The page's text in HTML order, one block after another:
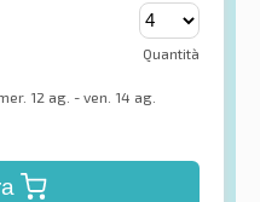
Quantità
12 ag. - ven. 14 ag.